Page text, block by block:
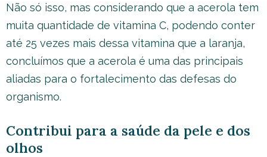
Não só isso, mas considerando que a acerola tem
muita quantidade de vitamina C, podendo conter
até 25 vezes mais dessa vitamina que a laranja,
concluímos que a acerola é uma das principais
aliadas para o fortalecimento das defesas do
organismo.
Contribui para a saúde da pele e dos
olhos